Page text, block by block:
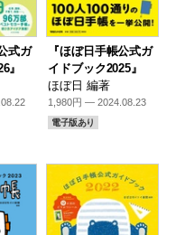
式ガ
』
『ほぼ日手帳公式ガ
イドブック2025』
ほぼ日 編著
1,980円 — 2024.08.23
電子版あり